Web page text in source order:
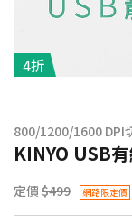
4折
800/1200/1600 DPI
KINYO USB
定價 $499 網路限定價